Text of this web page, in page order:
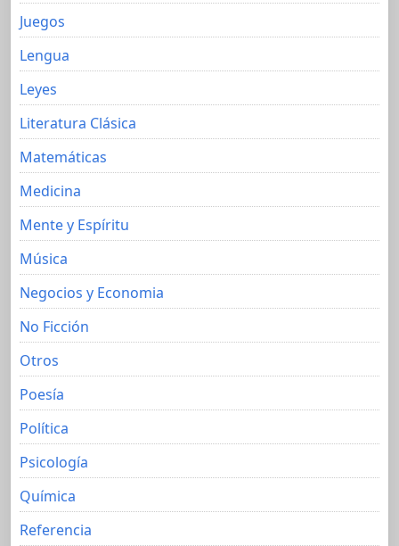
Juegos
Lengua
Leyes
Literatura Clásica
Matemáticas
Medicina
Mente y Espíritu
Música
Negocios y Economia
No Ficción
Otros
Poesía
Política
Psicología
Química
Referencia